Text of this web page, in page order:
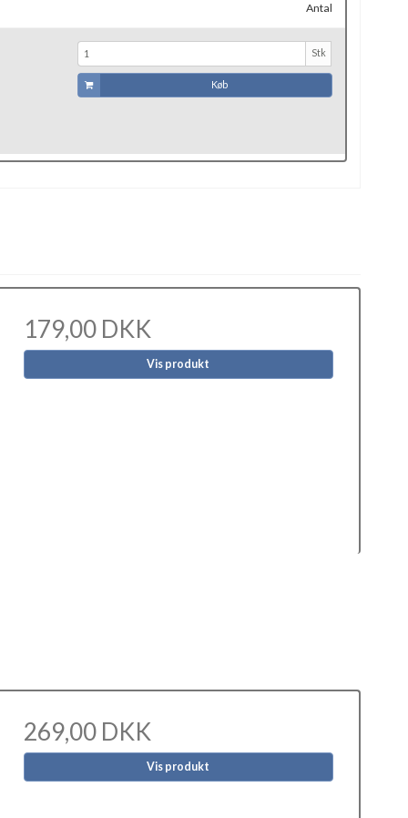
Antal
Stk
Køb
179,00 DKK
Vis produkt
269,00 DKK
Vis produkt